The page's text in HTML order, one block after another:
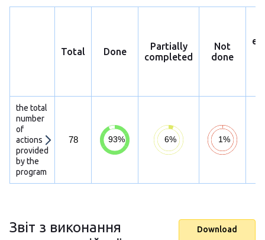
Total Done
Partially
completed
Not
done
the total
number
of
actions
provided
by the
program
78
Звіт з виконання
Download